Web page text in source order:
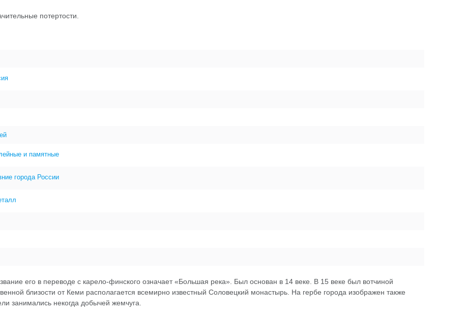
потертости.
и памятные
города России
его в переводе с карело-финского означает «Большая река». Был основан в 14 веке. В 15 веке был вотчиной
близости от Кеми располагается всемирно известный Соловецкий монастырь. На гербе города изображен также
занимались некогда добычей жемчуга.